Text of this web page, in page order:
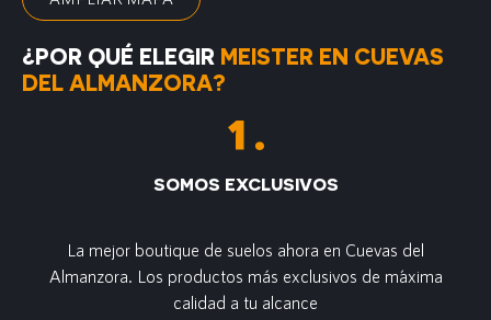
¿POR QUÉ ELEGIR MEISTER EN CUEVAS
DEL ALMANZORA?
SOMOS EXCLUSIVOS
La mejor boutique de suelos ahora en Cuevas del
Almanzora. Los productos más exclusivos de m´axima
calidad a tu alcance